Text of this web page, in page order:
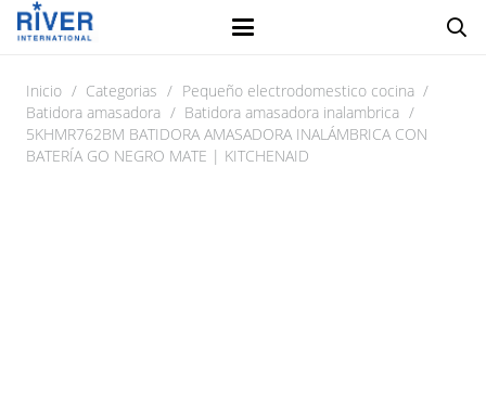
Inicio / Categorias / Pequeño electrodomestico cocina /
Batidora amasadora / Batidora amasadora inalambrica /
5KHMR762BM BATIDORA AMASADORA INALÁMBRICA CON
BATERÍA GO NEGRO MATE | KITCHENAID